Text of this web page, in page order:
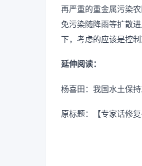
再严重的重金属污染
免污染随降雨等扩散
下，考虑的应该是控
延伸阅读：
杨喜田：我国水土保
原标题：【专家话修